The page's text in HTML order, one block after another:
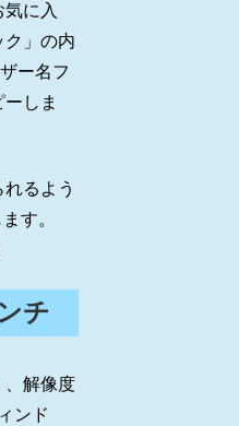
に入
ク」の内
ー名フ
しま
るよう
す。
チ
、解像度
ンド